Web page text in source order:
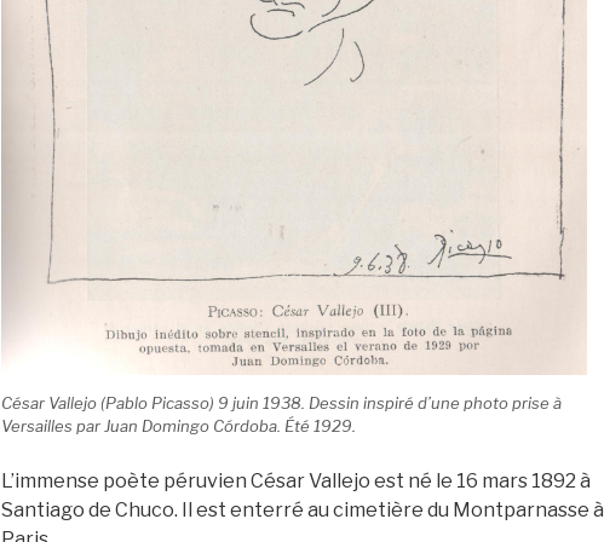
César Vallejo (Pablo Picasso) 9 juin 1938. Dessin inspiré d’une photo prise à
Versailles par Juan Domingo Córdoba. Été 1929.
L’immense poète péruvien César Vallejo est né le 16 mars 1892 à
Santiago de Chuco. Il est enterré au cimetière du Montparnasse à